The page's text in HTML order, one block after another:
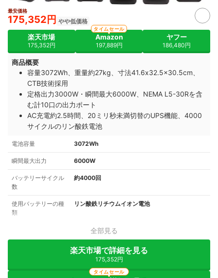
最安価格
175,352円 やや低価格
楽天市場
175,352円
Amazon
197,889円
タイムセール
ヤフー
186,480円
商品概要
容量3072Wh、重量約27kg、寸法41.6x32.5x30.5cm、
CTB技術採用
定格出力3000W・瞬間最大6000W、NEMA L5-30Rを含
む計10口の出力ポート
AC充電約2.5時間、20ミリ秒未満切替のUPS機能、4000
サイクルのリン酸鉄電池
電池容量 3072Wh
瞬間最大出力 6000W
バッテリーサイクル
数
約4000回
使用バッテリーの種
類
リン酸鉄リチウムイオン電池
全部見る
楽天市場で詳細を見る
175,352円
タイムセール